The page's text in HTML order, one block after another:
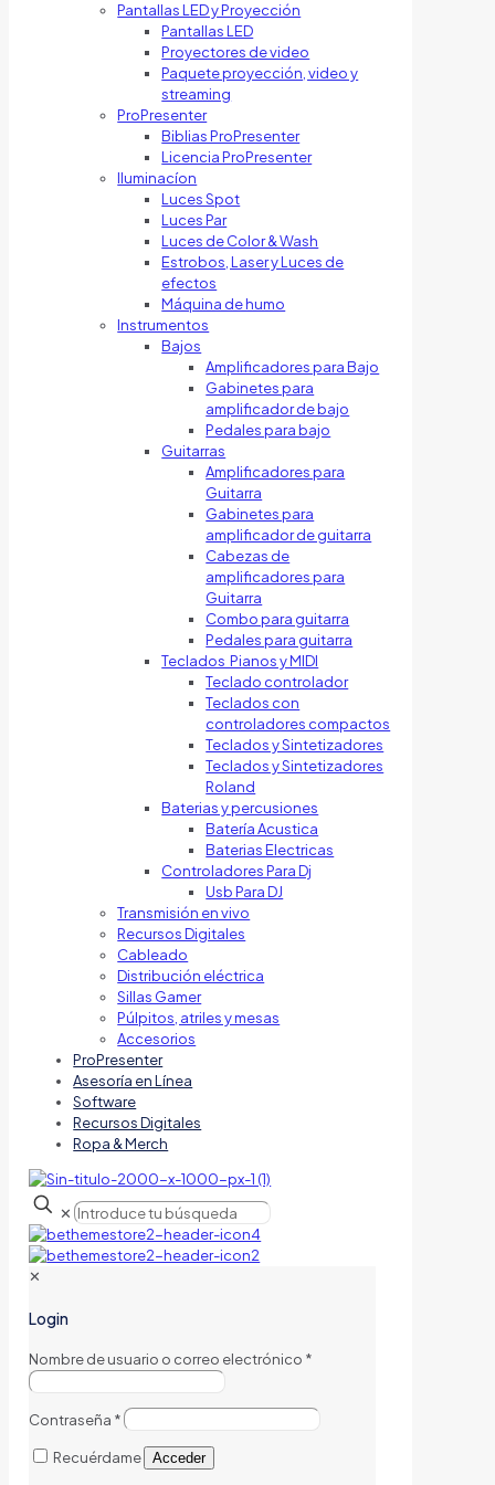
Pantallas LED y Proyección
Pantallas LED
Proyectores de video
Paquete proyección, video y
streaming
ProPresenter
Biblias ProPresenter
Licencia ProPresenter
Iluminacíon
Luces Spot
Luces Par
Luces de Color & Wash
Estrobos, Laser y Luces de
efectos
Máquina de humo
Instrumentos
Bajos
Amplificadores para Bajo
Gabinetes para
amplificador de bajo
Pedales para bajo
Guitarras
Amplificadores para
Guitarra
Gabinetes para
amplificador de guitarra
Cabezas de
amplificadores para
Guitarra
Combo para guitarra
Pedales para guitarra
Teclados Pianos y MIDI
Teclado controlador
Teclados con
controladores compactos
Teclados y Sintetizadores
Teclados y Sintetizadores
Roland
Baterias y percusiones
Batería Acustica
Baterias Electricas
Controladores Para Dj
Usb Para DJ
Transmisión en vivo
Recursos Digitales
Cableado
Distribución eléctrica
Sillas Gamer
Púlpitos, atriles y mesas
Accesorios
ProPresenter
Asesoría en Línea
Software
Recursos Digitales
Ropa & Merch
✕
✕
Login
Nombre de usuario o correo electrónico *
Contraseña *
Recuérdame Acceder